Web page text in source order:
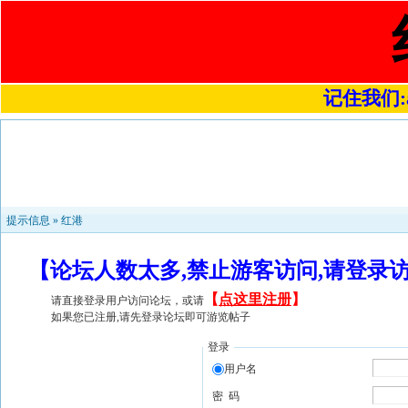
记住我们
提示信息 » 红港
【论坛人数太多,禁止游客访问,请登
请直接登录用户访问论坛，或请 【 点这里注册】
如果您已注册,请先登录论坛即可游览帖子
登录
用户名
密 码